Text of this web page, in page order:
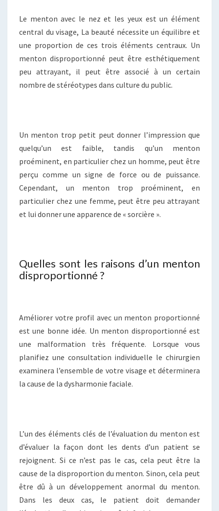
Le menton avec le nez et les yeux est un élément
central du visage, La beauté nécessite un équilibre et
une proportion de ces trois éléments centraux. Un
menton disproportionné peut être esthétiquement
peu attrayant, il peut être associé à un certain
nombre de stéréotypes dans culture du public.
Un menton trop petit peut donner l’impression que
quelqu’un est faible, tandis qu’un menton
proéminent, en particulier chez un homme, peut être
perçu comme un signe de force ou de puissance.
Cependant, un menton trop proéminent, en
particulier chez une femme, peut être peu attrayant
et lui donner une apparence de « sorcière ».
Quelles sont les raisons d’un menton
disproportionné ?
Améliorer votre profil avec un menton proportionné
est une bonne idée. Un menton disproportionné est
une malformation très fréquente. Lorsque vous
planifiez une consultation individuelle le chirurgien
examinera l’ensemble de votre visage et déterminera
la cause de la dysharmonie faciale.
L’un des éléments clés de l’évaluation du menton est
d’évaluer la façon dont les dents d’un patient se
rejoignent. Si ce n’est pas le cas, cela peut être la
cause de la disproportion du menton. Sinon, cela peut
être dû à un développement anormal du menton.
Dans les deux cas, le patient doit demander